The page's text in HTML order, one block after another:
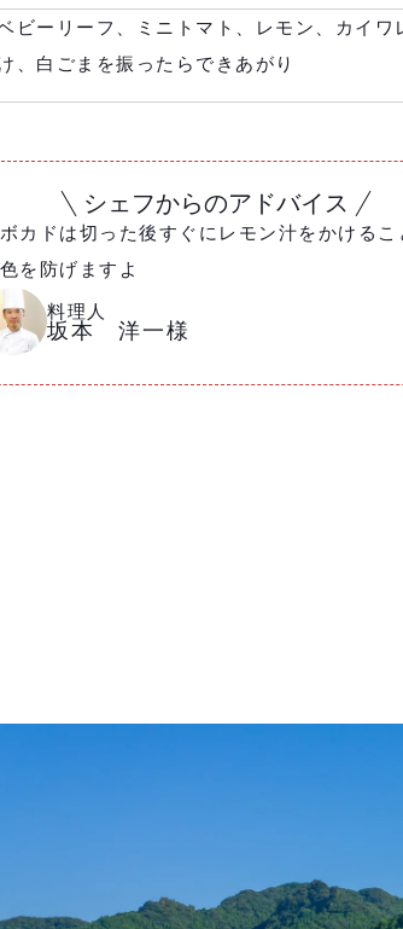
ビーリーフ、ミニトマト、レモン、カイワ
、白ごまを振ったらできあがり
シェフからのアドバイス
カドは切った後すぐにレモン汁をかけるこ
を防げますよ
料理人
坂本 洋一様